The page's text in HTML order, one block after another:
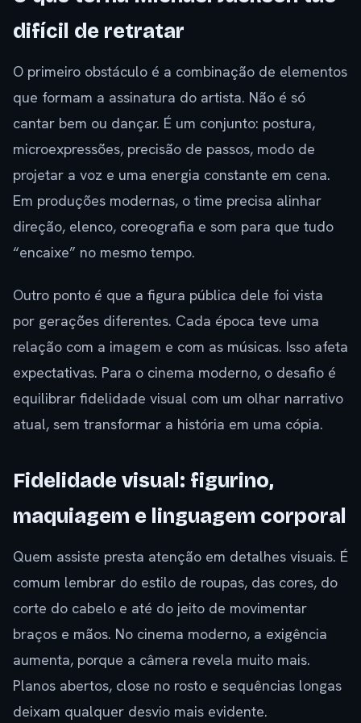
difícil de retratar
O primeiro obstáculo é a combinação de elementos
que formam a assinatura do artista. Não é só
cantar bem ou dançar. É um conjunto: postura,
microexpressões, precisão de passos, modo de
projetar a voz e uma energia constante em cena.
Em produções modernas, o time precisa alinhar
direção, elenco, coreografia e som para que tudo
“encaixe” no mesmo tempo.
Outro ponto é que a figura pública dele foi vista
por gerações diferentes. Cada época teve uma
relação com a imagem e com as músicas. Isso afeta
expectativas. Para o cinema moderno, o desafio é
equilibrar fidelidade visual com um olhar narrativo
atual, sem transformar a história em uma cópia.
Fidelidade visual: figurino,
maquiagem e linguagem corporal
Quem assiste presta atenção em detalhes visuais. É
comum lembrar do estilo de roupas, das cores, do
corte do cabelo e até do jeito de movimentar
braços e mãos. No cinema moderno, a exigência
aumenta, porque a câmera revela muito mais.
Planos abertos, close no rosto e sequências longas
deixam qualquer desvio mais evidente.